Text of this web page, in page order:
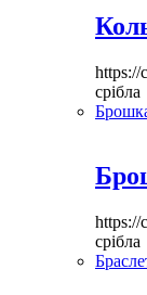
https://
срібла
https://
срібла